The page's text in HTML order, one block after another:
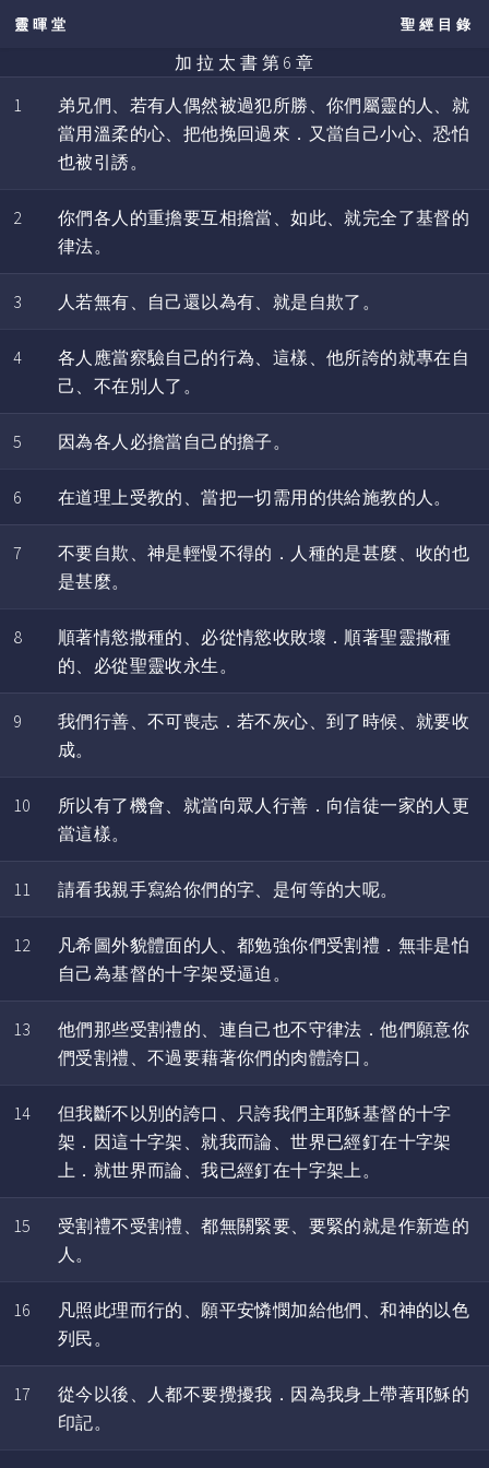
靈暉堂 聖經目錄
加 拉 太 書 第 6 章
1
弟兄們、若有人偶然被過犯所勝、你們屬靈的人、就
當用溫柔的心、把他挽回過來．又當自己小心、恐怕
也被引誘。
2
你們各人的重擔要互相擔當、如此、就完全了基督的
律法。
3 人若無有、自己還以為有、就是自欺了。
4
各人應當察驗自己的行為、這樣、他所誇的就專在自
己、不在別人了。
5 因為各人必擔當自己的擔子。
6 在道理上受教的、當把一切需用的供給施教的人。
7
不要自欺、神是輕慢不得的．人種的是甚麼、收的也
是甚麼。
8
順著情慾撒種的、必從情慾收敗壞．順著聖靈撒種
的、必從聖靈收永生。
9
我們行善、不可喪志．若不灰心、到了時候、就要收
成。
10
所以有了機會、就當向眾人行善．向信徒一家的人更
當這樣。
11 請看我親手寫給你們的字、是何等的大呢。
12
凡希圖外貌體面的人、都勉強你們受割禮．無非是怕
自己為基督的十字架受逼迫。
13
他們那些受割禮的、連自己也不守律法．他們願意你
們受割禮、不過要藉著你們的肉體誇口。
14
但我斷不以別的誇口、只誇我們主耶穌基督的十字
架．因這十字架、就我而論、世界已經釘在十字架
上．就世界而論、我已經釘在十字架上。
15
受割禮不受割禮、都無關緊要、要緊的就是作新造的
人。
16
凡照此理而行的、願平安憐憫加給他們、和神的以色
列民。
17
從今以後、人都不要攪擾我．因為我身上帶著耶穌的
印記。